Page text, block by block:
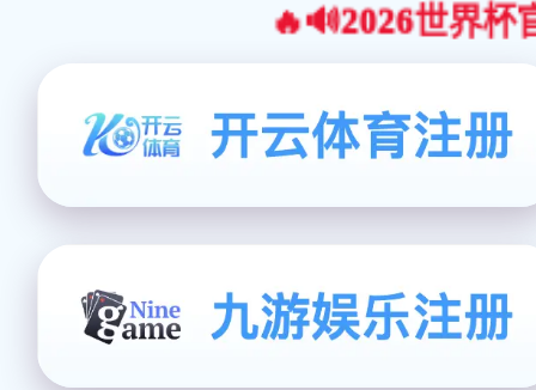
🔥🔊2026世界杯官网合